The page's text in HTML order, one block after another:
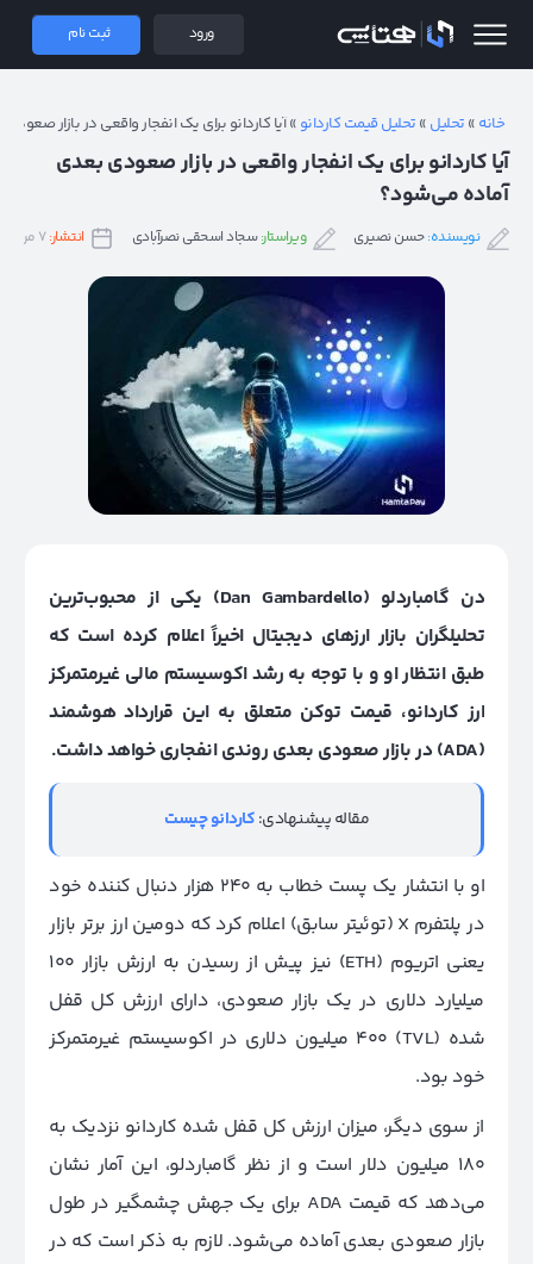
همتاپی ورود ثبت نام
خانه » تحلیل » تحلیل قیمت کاردانو »آیا کاردانو برای یک انفجار واقعی در بازار
آیا کاردانو برای یک انفجار واقعی در بازار صعودی بعدی
آماده می‌شود؟
نویسنده:حسن نصیری ویراستار: سجاد اسحقی نصرآبادی انتشار:۷ مرداد ۱۴۰۲
دن گامباردلو (Dan Gambardello) یکی از محبوب‌ترین
تحلیلگران بازار ارزهای دیجیتال اخیراً اعلام کرده است که
طبق انتظار او و با توجه به رشد اکوسیستم مالی غیرمتمرکز
ارز کاردانو، قیمت توکن متعلق به این قرارداد هوشمند
(ADA) در بازار صعودی بعدی روندی انفجاری خواهد داشت.
مقاله پیشنهادی:کاردانو چیست
او با انتشار یک پست خطاب به 240 هزار دنبال کننده خود
در پلتفرم X (توئیتر سابق) اعلام کرد که دومین ارز برتر بازار
یعنی اتریوم (ETH) نیز پیش از رسیدن به ارزش بازار 100
میلیارد دلاری در یک بازار صعودی، دارای ارزش کل قفل
شده (TVL) 400 میلیون دلاری در اکوسیستم غیرمتمرکز
خود بود.
از سوی دیگر، میزان ارزش کل قفل شده کاردانو نزدیک به
180 میلیون دلار است و از نظر گامباردلو، این آمار نشان
می‌دهد که قیمت ADA برای یک جهش چشمگیر در طول
بازار صعودی بعدی آماده می‌شود. لازم به ذکر است که در